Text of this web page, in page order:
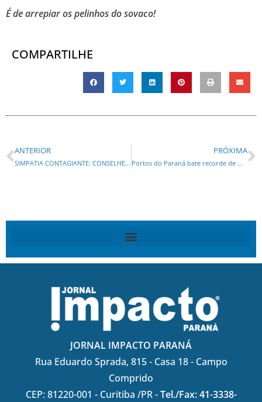
É de arrepiar os pelinhos do sovaco!
COMPARTILHE
ANTERIOR
SIMPATIA CONTAGIANTE: CONSELHEIRO FABIO CAMARGO,DO TC, ESTÁ ANIMADO COM SERGIO MORO
PRÓXIMA
Portos do Paraná bate recorde de movimentação de cargas no 1º semestre de 2025
JORNAL IMPACTO PARANÁ
Rua Eduardo Sprada, 815 - Casa 18 - Campo
Comprido
CEP: 81220-001 - Curitiba /PR -Tel./Fax: 41-3338-